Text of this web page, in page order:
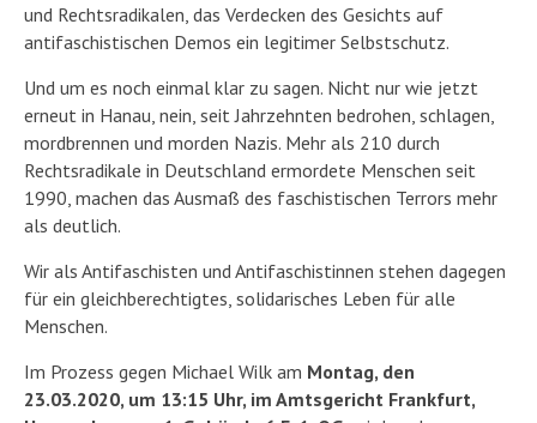
und Rechtsradikalen, das Verdecken des Gesichts auf
antifaschistischen Demos ein legitimer Selbstschutz.
Und um es noch einmal klar zu sagen. Nicht nur wie jetzt
erneut in Hanau, nein, seit Jahrzehnten bedrohen, schlagen,
mordbrennen und morden Nazis. Mehr als 210 durch
Rechtsradikale in Deutschland ermordete Menschen seit
1990, machen das Ausmaß des faschistischen Terrors mehr
als deutlich.
Wir als Antifaschisten und Antifaschistinnen stehen dagegen
für ein gleichberechtigtes, solidarisches Leben für alle
Menschen.
Im Prozess gegen Michael Wilk am Montag, den
23.03.2020, um 13:15 Uhr, im Amtsgericht Frankfurt,